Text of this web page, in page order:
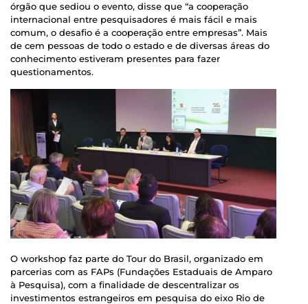
órgão que sediou o evento, disse que “a cooperação
internacional entre pesquisadores é mais fácil e mais
comum, o desafio é a cooperação entre empresas”. Mais
de cem pessoas de todo o estado e de diversas áreas do
conhecimento estiveram presentes para fazer
questionamentos.
O workshop faz parte do Tour do Brasil, organizado em
parcerias com as FAPs (Fundações Estaduais de Amparo
à Pesquisa), com a finalidade de descentralizar os
investimentos estrangeiros em pesquisa do eixo Rio de